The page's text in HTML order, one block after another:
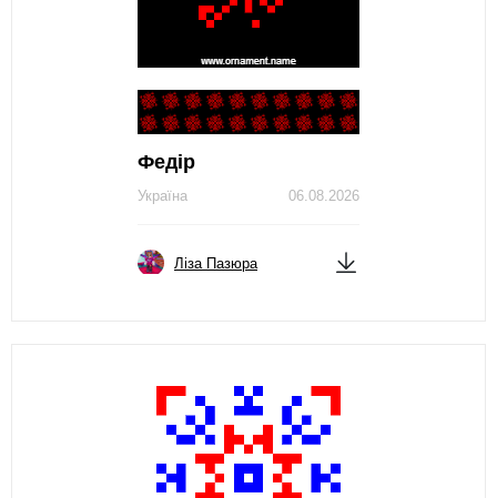
Федір
06.08.2026
Україна
Ліза Пазюра